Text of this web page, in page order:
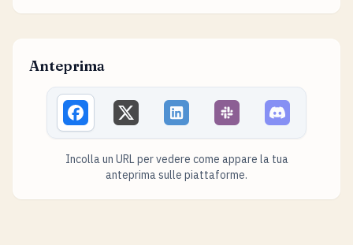
Anteprima
Incolla un URL per vedere come appare la tua
anteprima sulle piattaforme.